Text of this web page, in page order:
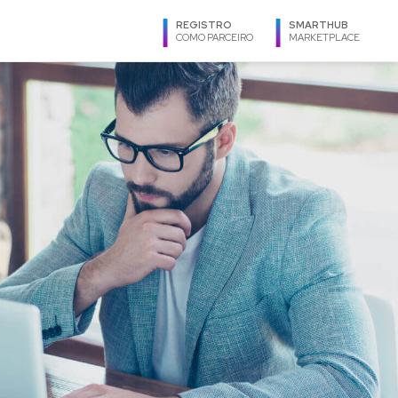
Argentina
Bolivia
Brasil
Caribe
Centroamérica
REGISTRO
COMO PARCEIRO
SMARTHUB
MARKETPLACE